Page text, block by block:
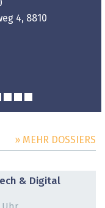
4, 8810
» MEHR DOSSIERS
& Digital